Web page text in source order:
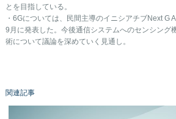
とを目指している。
・6Gについては、民間主導のイニシアチブNext G
9月に発表した。今後通信システムへのセンシング
術について議論を深めていく見通し。
関連記事